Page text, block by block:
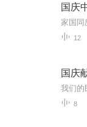
国庆
12
国庆
8